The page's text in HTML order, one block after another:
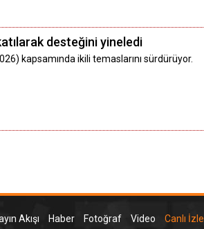
desteğini yineledi
kapsamında ikili temaslarını sürdürüyor.
Akışı Haber Fotoğraf Video Canlı İzle